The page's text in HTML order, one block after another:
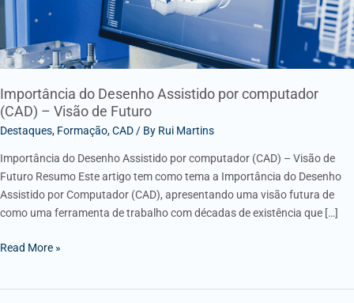
Importância do Desenho Assistido por computador
(CAD) – Visão de Futuro
Destaques, Formação,CAD/ By Rui Martins
Importância do Desenho Assistido por computador (CAD) – Visão de
Futuro Resumo Este artigo tem como tema a Importância do Desenho
Assistido por Computador (CAD), apresentando uma visão futura de
como uma ferramenta de trabalho com décadas de existência que […]
Visão
Futuro
Read More »